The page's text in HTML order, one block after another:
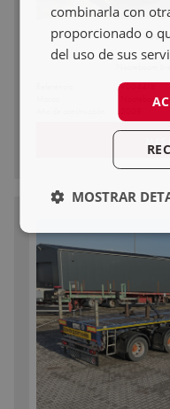
Nooteboom
V004418
Nooteboom
combinarla con
proporcionado o
del uso de sus
MOSTRAR